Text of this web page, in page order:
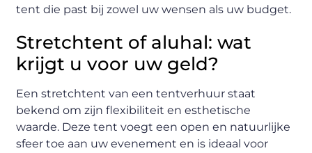
tent die past bij zowel uw wensen als uw budget.
Stretchtent of aluhal: wat
krijgt u voor uw geld?
Een stretchtent van een tentverhuur staat
bekend om zijn flexibiliteit en esthetische
waarde. Deze tent voegt een open en natuurlijke
sfeer toe aan uw evenement en is ideaal voor